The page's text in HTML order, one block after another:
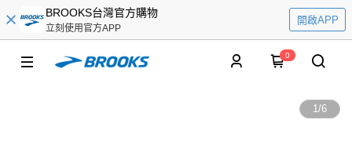
BROOKS台灣官方購物
立刻使用官方APP
開啟APP
0
1/6